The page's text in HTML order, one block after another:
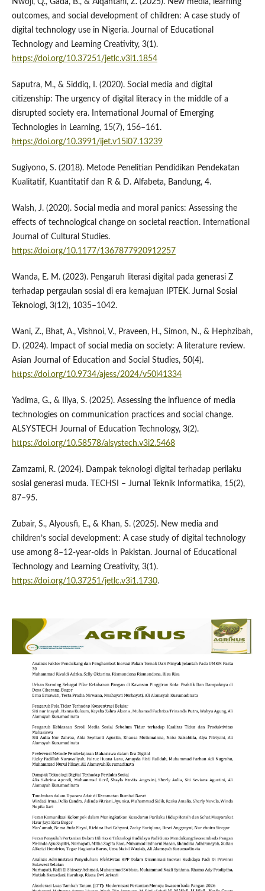
Nwoji, Q., Gada, B., & Alqahtani, Z. (2025). New media, learning
outcomes, and social development of children: A case study of
digital technology use in Nigeria. Journal of Educational
Technology and Learning Creativity, 3(1).
https://doi.org/10.37251/jetlc.v3i1.1854
Saputra, M., & Siddiq, I. (2020). Social media and digital
citizenship: The urgency of digital literacy in the middle of a
disrupted society era. International Journal of Emerging
Technologies in Learning, 15(7), 156–161.
https://doi.org/10.3991/ijet.v15i07.13239
Sugiyono, S. (2018). Metode Penelitian Pendidikan Pendekatan
Kualitatif, Kuantitatif dan R & D. Alfabeta, Bandung, 4.
Walsh, J. (2020). Social media and moral panics: Assessing the
effects of technological change on societal reaction. International
Journal of Cultural Studies.
https://doi.org/10.1177/1367877920912257
Wanda, E. M. (2023). Pengaruh literasi digital pada generasi Z
terhadap pergaulan sosial di era kemajuan IPTEK. Jurnal Sosial
Teknologi, 3(12), 1035–1042.
Wani, Z., Bhat, A., Vishnoi, V., Praveen, H., Simon, N., & Hephzibah,
D. (2024). Impact of social media on society: A literature review.
Asian Journal of Education and Social Studies, 50(4).
https://doi.org/10.9734/ajess/2024/v50i41334
Yadima, G., & Iliya, S. (2025). Assessing the influence of media
technologies on communication practices and social change.
ALSYSTECH Journal of Education Technology, 3(2).
https://doi.org/10.58578/alsystech.v3i2.5468
Zamzami, R. (2024). Dampak teknologi digital terhadap perilaku
sosial generasi muda. TECHSI – Jurnal Teknik Informatika, 15(2),
87–95.
Zubair, S., Alyousfi, E., & Khan, S. (2025). New media and
children’s social development: A case study of digital technology
use among 8–12-year-olds in Pakistan. Journal of Educational
Technology and Learning Creativity, 3(1).
https://doi.org/10.37251/jetlc.v3i1.1730.